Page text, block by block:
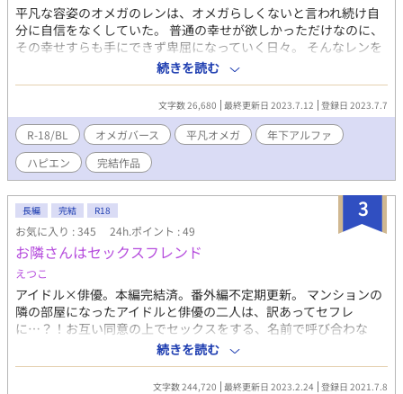
平凡な容姿のオメガのレンは、オメガらしくないと言われ続け自
分に自信をなくしていた。 普通の幸せが欲しかっただけなのに、
その幸せすらも手にできず卑屈になっていく日々。 そんなレンを
揶揄う十歳年下のハヤト。 同じアパートのお隣さんで、腐れ縁の
ハヤトとレンだったが、ある日を境に一線を越えてしまう。 ハヤ
トがアルファだと分かり、戸惑うレンはハヤトの幸せをこんな自
分が奪ってはいけないと逃げ出してしまう…… 生意気な年下アル
ファ×ネガティブな平凡オメガのハピエンのお話です。 オメガバ
ースの設定をお借りしています。
続きを読む
文字数 26,680 最終更新日 2023.7.12 登録日 2023.7.7
R-18/BL オメガバース 平凡オメガ
年下アルファ
ハピエン
完結作品
3
長編 完結 R18
お気に入り : 345 24h.ポイント : 49
お隣さんはセックスフレンド
えつこ
アイドル×俳優。本編完結済。番外編不定期更新。 マンションの
隣の部屋になったアイドルと俳優の二人は、訳あってセフレ
に…？！お互い同意の上でセックスをする、名前で呼び合わな
い、好きにならない…など決め事をして、セフレ活動を始めた二
人の行く末は…。 R18となっていますが、ストーリー多めで
す…。ムーンライトノベルズにも公開しております。
続きを読む
文字数 244,720 最終更新日 2023.2.24 登録日 2021.7.8